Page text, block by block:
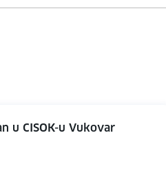
u CISOK-u Vukovar